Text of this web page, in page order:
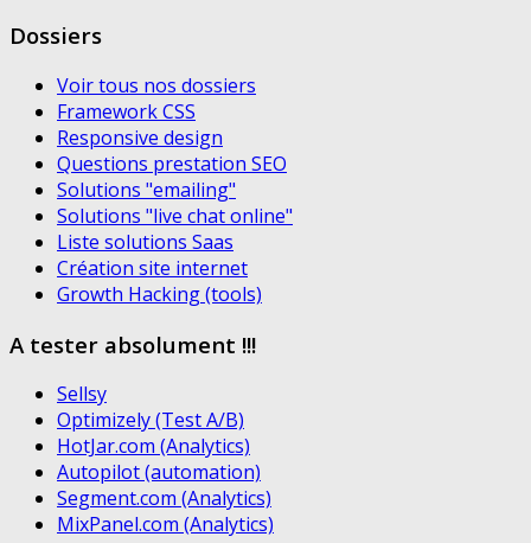
Dossiers
Voir tous nos dossiers
Framework CSS
Responsive design
Questions prestation SEO
Solutions "emailing"
Solutions "live chat online"
Liste solutions Saas
Création site internet
Growth Hacking (tools)
A tester absolument !!!
Sellsy
Optimizely (Test A/B)
HotJar.com (Analytics)
Autopilot (automation)
Segment.com (Analytics)
MixPanel.com (Analytics)